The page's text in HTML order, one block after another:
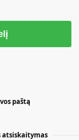
paštą
atsiskaitymas